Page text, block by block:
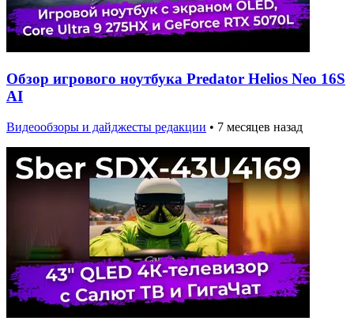
Обзор игрового ноутбука Predator Helios Neo 16S
AI
Видеообзоры и дайджесты редакции • 7 месяцев назад